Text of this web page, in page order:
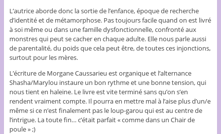
L’autrice aborde donc la sortie de l’enfance, époque de recherche
d’identité et de métamorphose. Pas toujours facile quand on est livré
à soi même ou dans une famille dysfonctionnelle, confronté aux
monstres qui peut se cacher en chaque adulte. Elle nous parle aussi
de parentalité, du poids que cela peut être, de toutes ces injonctions,
surtout pour les mères.
L’écriture de Morgane Caussarieu est organique et l’alternance
Shasha/Marylou instaure un bon rythme et une bonne tension, qui
nous tient en haleine. Le livre est vite terminé sans qu’on s’en
rendent vraiment compte. Il pourra en mettre mal à l’aise plus d’un/e
même si ce n’est finalement pas le loup-garou qui est au centre de
l’intrigue. La toute fin… c’était parfait « comme dans un Chair de
poule » ;)